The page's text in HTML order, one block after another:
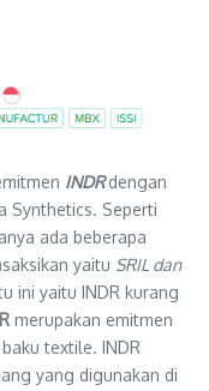
INDRdengan
Synthetics. Seperti
ada beberapa
yaitu SRIL dan
ini yaitu INDR kurang
merupakan emitmen
textile. INDR
yang digunakan di